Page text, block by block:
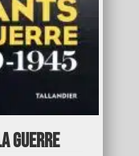
guerre